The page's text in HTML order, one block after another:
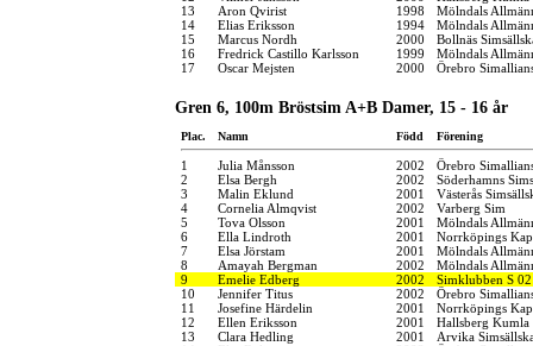
13
Aron Qvirist 1998
Mölndals
14
Elias Eriksson 1994
Mölndals
15
Marcus Nordh 2000
Bollnäs
16
Fredrick Castillo Karlsson 1999
Mölndals
17
Oscar Mejsten 2000 Örebro
Gren 6, 100m Bröstsim A+B Damer, 15 - 16 år
Plac. Namn Född Förening
1 Julia Månsson 2002
Örebro
2
Elsa Bergh 2002
Söderhamns
3
Malin Eklund 2001
Västerås
4
Cornelia Almqvist 2002
Varberg Sim
5
Tova Olsson 2001
Mölndals
6
Ella Lindroth 2001
Norrköpings
7
Elsa Jörstam 2001
Mölndals
8
Amayah Bergman 2002
Mölndals
9
Emelie Edberg 2002
Simklubben S 02
10
Jennifer Titus 2002
Örebro
11
Josefine Härdelin 2001
Norrköpings
12
Ellen Eriksson 2001
Hallsberg
13
Clara Hedling 2001
Arvika